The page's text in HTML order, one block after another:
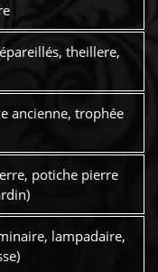
theillere,
ancienne, trophée
potiche pierre
lampadaire,